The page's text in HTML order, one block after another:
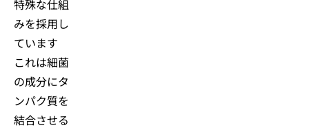
特殊な仕組
みを採用し
ています
これは細菌
の成分にタ
ンパク質を
結合させる